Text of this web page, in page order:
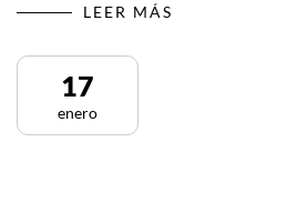
LEER MÁS
17
enero